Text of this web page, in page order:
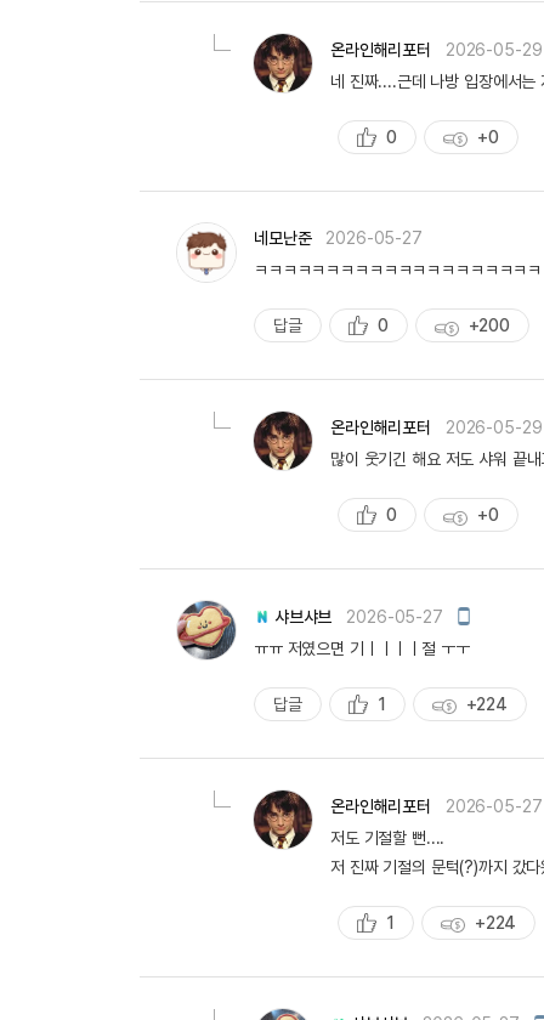
온라인해리포터
2026-05-29
네 진짜....근데 나방 입장에서는
추
0
획
+0
네모난준
2026-05-27
ㅋㅋㅋㅋㅋㅋㅋㅋㅋㅋㅋㅋㅋㅋㅋㅋㅋㅋㅋ
답글
추
천
0
획
득
+200
온라인해리포터
2026-05-29
많이 웃기긴 해요 저도 샤워 끝
추
천
0
획
득
+0
샤브샤브 2026-05-27
모
일
성
ㅠㅠ 저였으면 기ㅣㅣㅣㅣ절 ㅜㅜ
답글
추
천
1
획
득
+224
온라인해리포터
2026-05-27
저도 기절할 뻔....
저 진짜 기절의 문턱(?)까지 갔
추
1
획
+224